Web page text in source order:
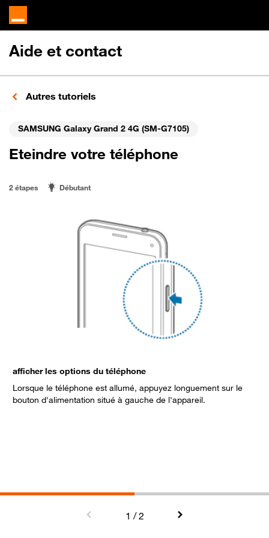
Aide et contact
Autres tutoriels
SAMSUNG Galaxy Grand 2 4G (SM-G7105)
Eteindre votre téléphone
2 étapes Débutant
afficher les options du téléphone
Lorsque le téléphone est allumé, appuyez longuement sur le
bouton d'alimentation situé à gauche de l'appareil.
1 / 2